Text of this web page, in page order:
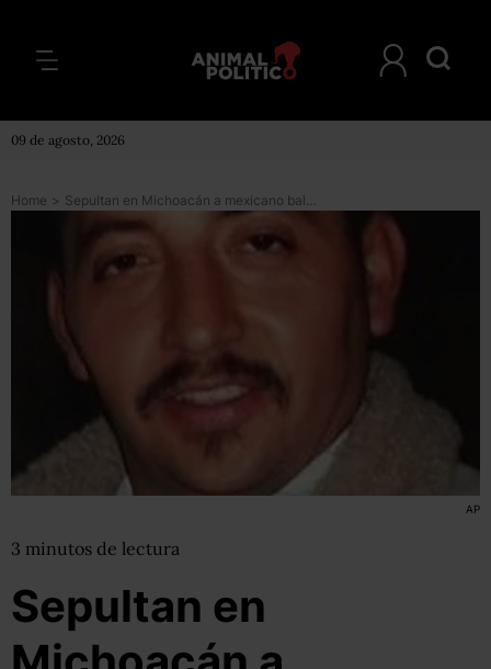
09 de agosto, 2026
Home > Sepultan en Michoacán a mexicano baleado en EU
AP
3 minutos de lectura
Sepultan en